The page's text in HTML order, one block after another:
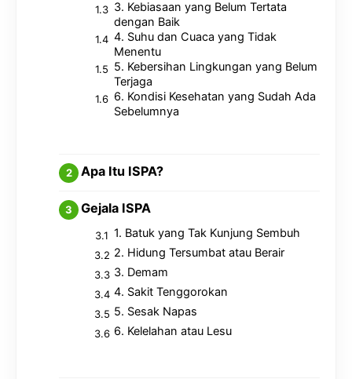
3. Kebiasaan yang Belum Tertata
dengan Baik
4. Suhu dan Cuaca yang Tidak
Menentu
5. Kebersihan Lingkungan yang Belum
Terjaga
6. Kondisi Kesehatan yang Sudah Ada
Sebelumnya
Apa Itu ISPA?
Gejala ISPA
1. Batuk yang Tak Kunjung Sembuh
2. Hidung Tersumbat atau Berair
3. Demam
4. Sakit Tenggorokan
5. Sesak Napas
6. Kelelahan atau Lesu